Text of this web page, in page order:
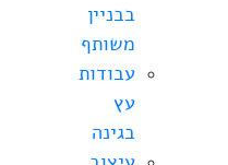
בבניין
משותף
עבודות
עץ
בגינה